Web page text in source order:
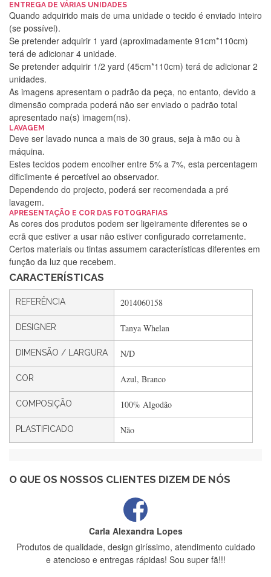
ENTREGA DE VÁRIAS UNIDADES
Quando adquirido mais de uma unidade o tecido é enviado inteiro
(se possível).
Se pretender adquirir 1 yard (aproximadamente 91cm*110cm)
terá de adicionar 4 unidade.
Se pretender adquirir 1/2 yard (45cm*110cm) terá de adicionar 2
unidades.
As imagens apresentam o padrão da peça, no entanto, devido a
dimensão comprada poderá não ser enviado o padrão total
apresentado na(s) imagem(ns).
LAVAGEM
Deve ser lavado nunca a mais de 30 graus, seja à mão ou à
máquina.
Estes tecidos podem encolher entre 5% a 7%, esta percentagem
dificilmente é percetível ao observador.
Dependendo do projecto, poderá ser recomendada a pré
lavagem.
APRESENTAÇÃO E COR DAS FOTOGRAFIAS
As cores dos produtos podem ser ligeiramente diferentes se o
ecrã que estiver a usar não estiver configurado corretamente.
Certos materiais ou tintas assumem características diferentes em
função da luz que recebem.
CARACTERÍSTICAS
REFERÊNCIA 2014060158
DESIGNER Tanya Whelan
DIMENSÃO / LARGURA N/D
COR Azul, Branco
COMPOSIÇÃO 100% Algodão
PLASTIFICADO Não
O QUE OS NOSSOS CLIENTES DIZEM DE NÓS
Silvia Lopes
Encomenda direitinha. Rapidez e segurança. Volto a
encomendar.
Silvia André
Gostei ,Serviço bastante rápido. recomendo
Filipa Freire
Rápido, atendimento 5*. Hoje chegará a segunda encomenda
feita de muitas certamente❤️
estrelas
Carla Alexandra Lopes
Produtos de qualidade, design giríssimo, atendimento cuidado
e atencioso e entregas rápidas! Sou super fã!!!